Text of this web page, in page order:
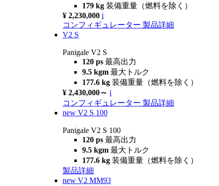
179 kg 装備重量（燃料を除く）
¥ 2,230,000 i
コンフィギュレーター 製品詳細
V2 S
Panigale V2 S
120 ps 最高出力
9.5 kgm 最大トルク
177.6 kg 装備重量（燃料を除く）
¥ 2,430,000～ i
コンフィギュレーター 製品詳細
new V2 S 100
Panigale V2 S 100
120 ps 最高出力
9.5 kgm 最大トルク
177.6 kg 装備重量（燃料を除く）
製品詳細
new V2 MM93